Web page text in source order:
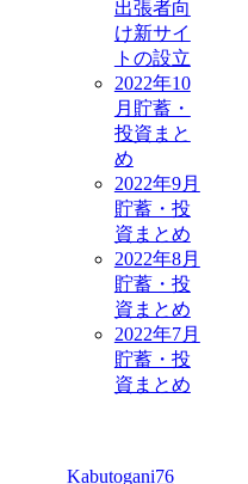
出張者向
け新サイ
トの設立
2022年10
月貯蓄・
投資まと
め
2022年9月
貯蓄・投
資まとめ
2022年8月
貯蓄・投
資まとめ
2022年7月
貯蓄・投
資まとめ
Kabutogani76